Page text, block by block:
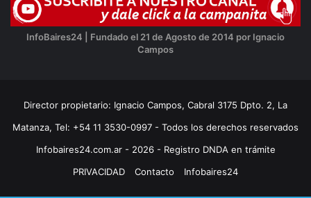
InfoBaires24 | Fundado el 21 de Agosto de 2014 por Ignacio
Campos
Director propietario: Ignacio Campos, Cabral 3175 Dpto. 2, La
Matanza, Tel: +54 11 3530-0997 - Todos los derechos reservados
Infobaires24.com.ar - 2026 - Registro DNDA en trámite
PRIVACIDAD
Contacto Infobaires24